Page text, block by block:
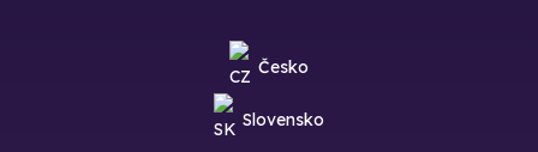
Česko
Slovensko